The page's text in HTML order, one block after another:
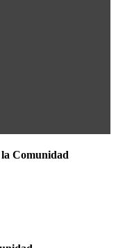
Comunidad